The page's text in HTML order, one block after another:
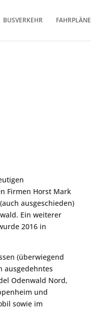
BUSVERKEHR FAHRPLÄNE
Firmen Horst Mark
ausgeschieden)
Ein weiterer
2016 in
(überwiegend
ausgedehntes
Odenwald Nord,
und
sowie im